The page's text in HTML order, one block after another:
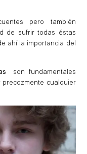
pero también
de sufrir todas éstas
ahí la importancia del
son fundamentales
cualquier